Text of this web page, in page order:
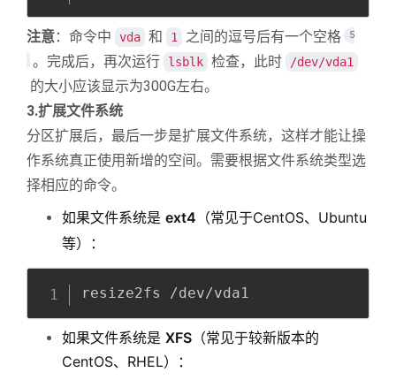
注意：命令中 vda 和 1 之间的逗号后有一个空格 5
。完成后，再次运行 lsblk 检查，此时 /dev/vda1
的大小应该显示为300G左右。
3.扩展文件系统
分区扩展后，最后一步是扩展文件系统，这样才能让操
作系统真正使用新增的空间。需要根据文件系统类型选
择相应的命令。
如果文件系统是 ext4 （常见于CentOS、Ubuntu
等）：
resize2fs /dev/vda1
如果文件系统是 XFS （常见于较新版本的
CentOS、RHEL）：